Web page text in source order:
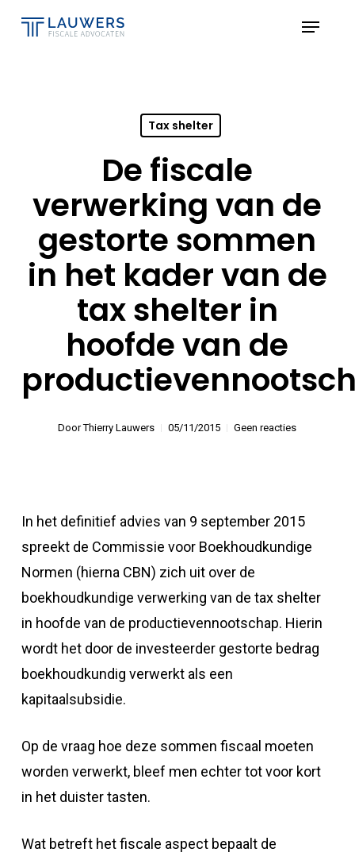
Menu
Tax shelter
De fiscale
verwerking van de
gestorte sommen
in het kader van de
tax shelter in
hoofde van de
Door Thierry Lauwers 05/11/2015 Geen reacties
In het definitief advies van 9 september 2015
spreekt de Commissie voor Boekhoudkundige
Normen (hierna CBN) zich uit over de
boekhoudkundige verwerking van de tax shelter
in hoofde van de productievennootschap. Hierin
wordt het door de investeerder gestorte bedrag
boekhoudkundig verwerkt als een
kapitaalsubsidie.
Op de vraag hoe deze sommen fiscaal moeten
worden verwerkt, bleef men echter tot voor kort
in het duister tasten.
Wat betreft het fiscale aspect bepaalt de